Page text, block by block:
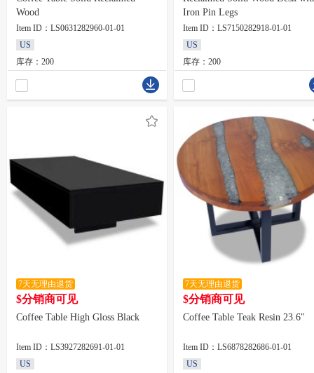
Wood
Item ID：LS0631282960-01-01
US
库存：200
Iron Pin Legs
Item ID：LS7150282918-01-01
US
库存：200
7天无理由退货
$分销商可见
Coffee Table High Gloss Black
Item ID：LS3927282691-01-01
US
7天无理由退货
$分销商可见
Coffee Table Teak Resin 23.6"
Item ID：LS6878282686-01-01
US